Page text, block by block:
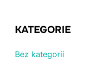
KATEGORIE
Bez kategorii